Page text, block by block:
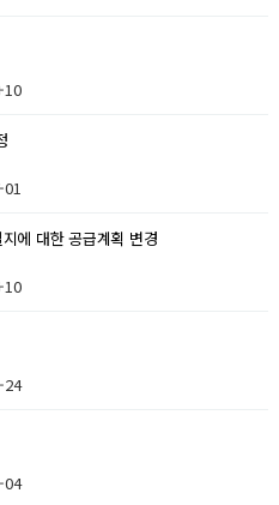
10
에 대한 공급계획 변경
10
24
04